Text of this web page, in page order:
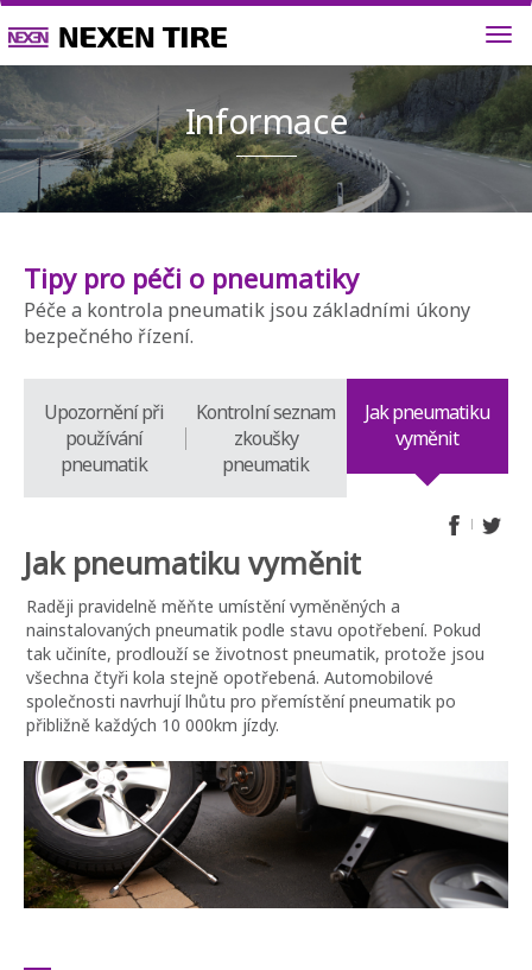
Tipy pro péči o pneumatiky
Péče a kontrola pneumatik jsou základními úkony
bezpečného řízení.
Upozornění při
používání
pneumatik
Kontrolní seznam
zkoušky
pneumatik
Jak pneumatiku
vyměnit
Jak pneumatiku vyměnit
Raději pravidelně měňte umístění vyměněných a
nainstalovaných pneumatik podle stavu opotřebení. Pokud
tak učiníte, prodlouží se životnost pneumatik, protože jsou
všechna čtyři kola stejně opotřebená. Automobilové
společnosti navrhují lhůtu pro přemístění pneumatik po
přibližně každých 10 000km jízdy.